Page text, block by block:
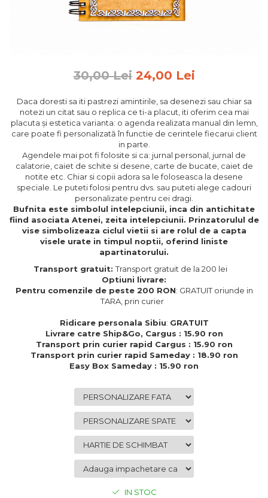
Felicitari din lemn
Felicitari pentru cei dragi
Felicitari cu model
Rame foto din lemn
Camion din lemn
Aromaterapie
Papioane din lemn
Decoratiuni pentru casa
Genti si portofele barbati din
Cadouri de Paste
Produse personalizate pentru
Cadouri personalizate pentru
cei dragi
Cadouri pentru parinti
Cadouri pentru iubit
Cadouri pentru iubita
Cadouri pentru mama
Cadouri pentru tata
Cadouri pentru cea mai buna
30,00 Lei 24,00 Lei
Daca doresti sa iti pastrezi amintirile, sa desenezi sau chiar sa
notezi un citat sau o replica ce ti-a placut, iti oferim cea mai
placuta și estetica varianta: o agenda realizata manual din lemn,
care poate fi personalizată în functie de cerintele fiecarui client
in parte.
Agendele mai pot fi folosite si ca: jurnal personal, jurnal de
calatorie, caiet de schite si desene, carte de bucate, caiet de
notite etc. Chiar si copii adora sa le foloseasca la desene
speciale. Le puteti folosi pentru dvs. sau puteti alege cadouri
personalizate pentru cei dragi.
Bufnita este simbolul intelepciunii, inca din antichitate
fiind asociata Atenei, zeita intelepciunii. Prinzatorulul de
vise simbolizeaza ciclul vietii si are rolul de a capta
visele urate in timpul noptii, oferind liniste
apartinatorului.
Transport gratuit:Transport gratuit de la 200 lei
Optiuni livrare:
Pentru comenzile de peste 200 RON: GRATUIT oriunde in
TARA, prin curier
Ridicare personala Sibiu: GRATUIT
Livrare catre Ship&Go, Cargus : 15.90 ron
Transport prin curier rapid Cargus : 15.90 ron
Transport prin curier rapid Sameday : 18.90 ron
Easy Box Sameday : 15.90 ron
IN STOC